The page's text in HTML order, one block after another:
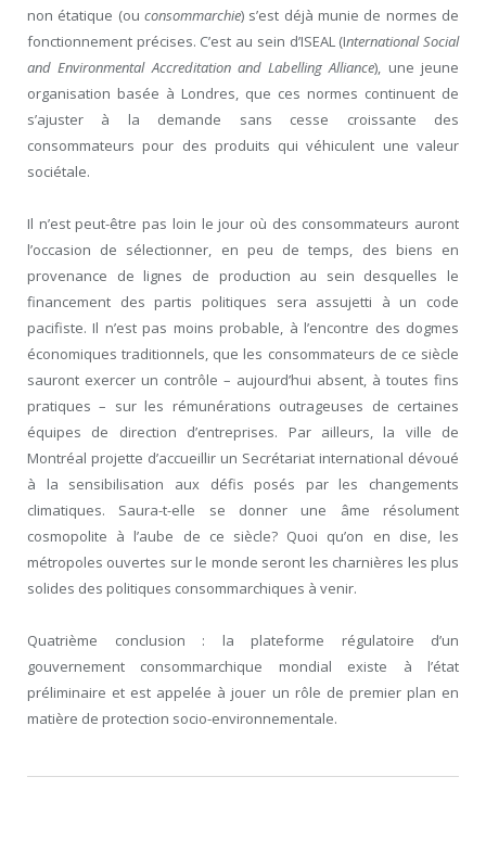
non étatique (ou consommarchie) s’est déjà munie de normes de
fonctionnement précises. C’est au sein d’ISEAL (International Social
and Environmental Accreditation and Labelling Alliance), une jeune
organisation basée à Londres, que ces normes continuent de
s’ajuster à la demande sans cesse croissante des
consommateurs pour des produits qui véhiculent une valeur
sociétale.
Il n’est peut-être pas loin le jour où des consommateurs auront
l’occasion de sélectionner, en peu de temps, des biens en
provenance de lignes de production au sein desquelles le
financement des partis politiques sera assujetti à un code
pacifiste. Il n’est pas moins probable, à l’encontre des dogmes
économiques traditionnels, que les consommateurs de ce siècle
sauront exercer un contrôle – aujourd’hui absent, à toutes fins
pratiques – sur les rémunérations outrageuses de certaines
équipes de direction d’entreprises. Par ailleurs, la ville de
Montréal projette d’accueillir un Secrétariat international dévoué
à la sensibilisation aux défis posés par les changements
climatiques. Saura-t-elle se donner une âme résolument
cosmopolite à l’aube de ce siècle? Quoi qu’on en dise, les
métropoles ouvertes sur le monde seront les charnières les plus
solides des politiques consommarchiques à venir.
Quatrième conclusion : la plateforme régulatoire d’un
gouvernement consommarchique mondial existe à l’état
préliminaire et est appelée à jouer un rôle de premier plan en
matière de protection socio-environnementale.